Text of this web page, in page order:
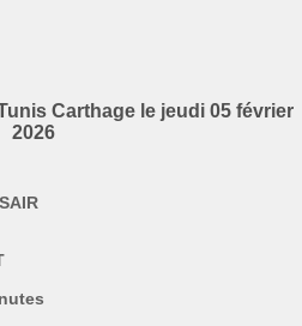
Carthage le jeudi 05 février
2026